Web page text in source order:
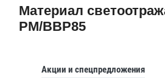
Материал
PM/BBP85
Акции и спецпредложения